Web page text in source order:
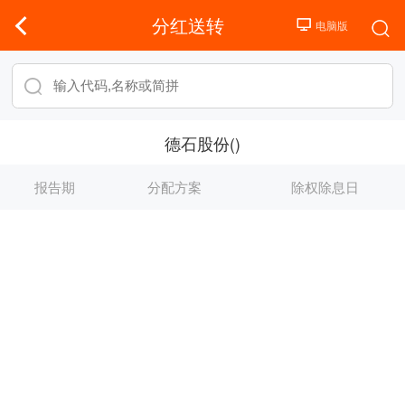
分红送转
德石股份()
报告期 分配方案 除权除息日